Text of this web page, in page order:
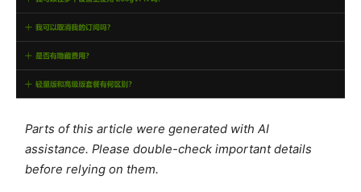
Parts of this article were generated with AI
assistance. Please double-check important details
before relying on them.